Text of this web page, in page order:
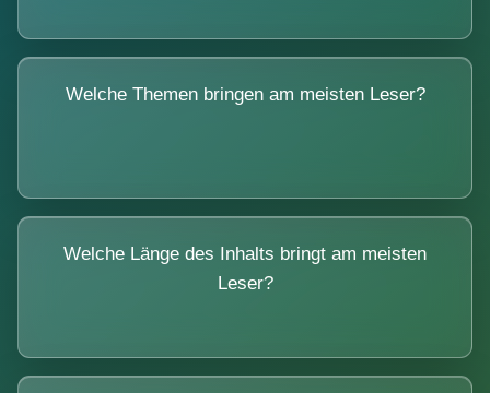
Welche Themen bringen am meisten Leser?
Welche Länge des Inhalts bringt am meisten
Leser?